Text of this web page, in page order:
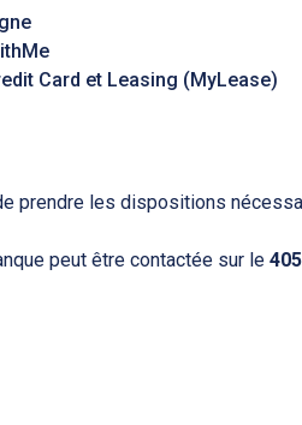
Card et Leasing (MyLease)
prendre les dispositions
peut être contactée sur le